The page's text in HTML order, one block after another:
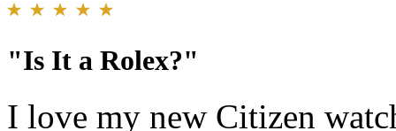
"Is It a Rolex?"
I love my new Citizen